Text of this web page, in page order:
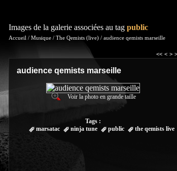
Images de la galerie associées au tag public
Accueil / Musique / The Qemists (live) / audience qemists marseille
<< < >
audience qemists marseille
Voir la photo en grande taille
Tags :
marsatac
ninja tune public the qemists live